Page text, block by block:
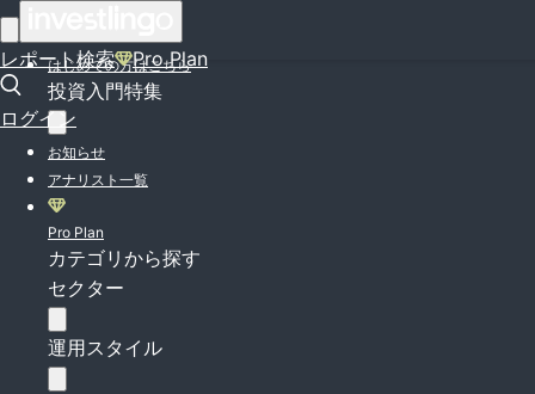
レポート検索 Pro Plan
ログイン
はじめての方はこちら
投資入門特集
お知らせ
アナリスト一覧
Pro Plan
カテゴリから探す
セクター
運用スタイル